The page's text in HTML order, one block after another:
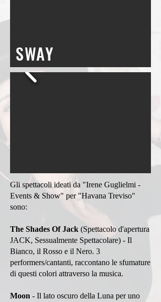
SWAY
Gli spettacoli ideati da "Irene Guglielmi -
Events & Show" per "Havana Treviso"
sono:
The Shades Of Jack (Spettacolo d'apertura
JACK, Sessualmente Spettacolare) - Il
Bianco, il Rosso e il Nero. 3
performers/cantanti, raccontano le sfumature
di questi colori attraverso la musica.
Moon - Il lato oscuro della Luna per uno